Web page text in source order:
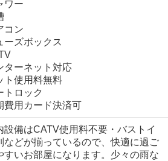
ワー
コン
ーズボックス
ターネット対応
ト使用料無料
トロック
費用カード決済可
設備はCATV使用料不要・バストイ
などが揃っているので、快適に過ご
すいお部屋になります。少々の雨な